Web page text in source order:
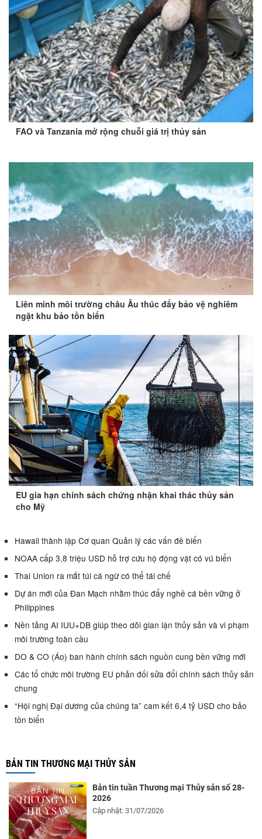
FAO và Tanzania mở rộng chuỗi giá trị thủy sản
Liên minh môi trường châu Âu thúc đẩy bảo vệ nghiêm
ngặt khu bảo tồn biển
EU gia hạn chính sách chứng nhận khai thác thủy sản
cho Mỹ
Hawaii thành lập Cơ quan Quản lý các vấn đề biển
NOAA cấp 3,8 triệu USD hỗ trợ cứu hộ động vật có vú biển
Thai Union ra mắt túi cá ngừ có thể tái chế
Dự án mới của Đan Mạch nhằm thúc đẩy nghề cá bền vững ở
Philippines
Nền tảng AI IUU+DB giúp theo dõi gian lận thủy sản và vi phạm
môi trường toàn cầu
DO & CO (Áo) ban hành chính sách nguồn cung bền vững mới
Các tổ chức môi trường EU phản đối sửa đổi chính sách thủy sản
chung
“Hội nghị Đại dương của chúng ta” cam kết 6,4 tỷ USD cho bảo
tồn biển
BẢN TIN THƯƠNG MẠI THỦY SẢN
Bản tin tuần Thương mại Thủy sản số 28-
2026
Cập nhật: 31/07/2026